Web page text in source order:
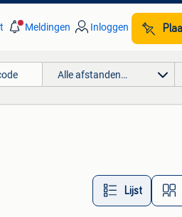
Meldingen Inloggen
Alle afstanden…
Lijst